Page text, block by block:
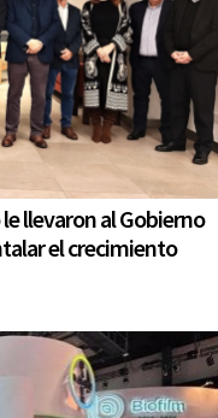
llevaron al Gobierno
el crecimiento